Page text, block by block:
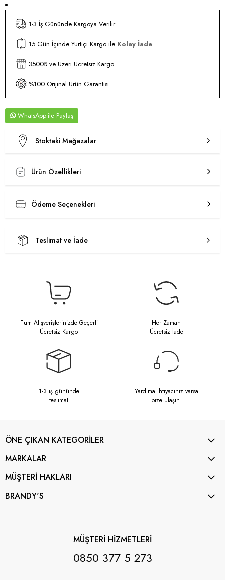
1-3 İş Gününde Kargoya Verilir
15 Gün İçinde Yurtiçi Kargo ile Kolay İade
3500₺ ve Üzeri Ücretsiz Kargo
%100 Orijinal Ürün Garantisi
WhatsApp
Stoktaki Mağazalar
Ürün Özellikleri
Ödeme Seçenekleri
Teslimat ve İade
Tüm Alışverişlerinizde Geçerli
Ücretsiz Kargo
Her Zaman
Ücretsiz İade
1-3 iş gününde
teslimat
Yardıma ihtiyacınız varsa
bize ulaşın.
ÖNE ÇIKAN KATEGORİLER
MARKALAR
MÜŞTERİ HAKLARI
BRANDY'S
MÜŞTERİ HİZMETLERİ
0850 377 5 273